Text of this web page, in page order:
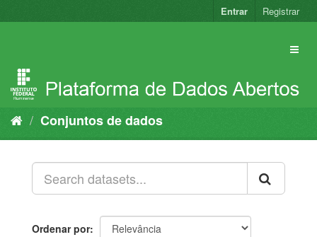
para
Entrar Registrar
Conjuntos de dados
Ordenar por